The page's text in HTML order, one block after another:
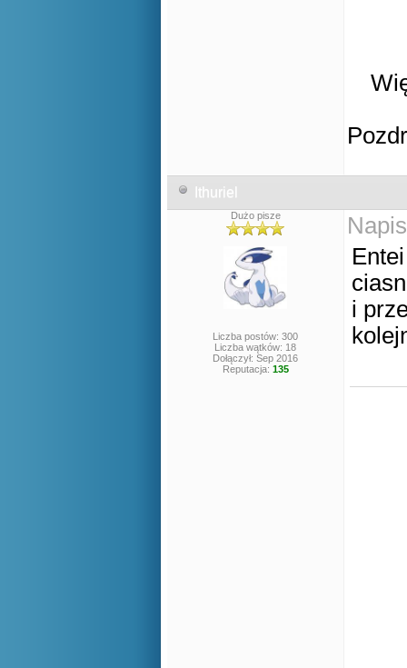
Ithuriel
Dużo pisze
Liczba postów: 300
Liczba wątków: 18
Dołączył: Sep 2016
Reputacja: 135
i